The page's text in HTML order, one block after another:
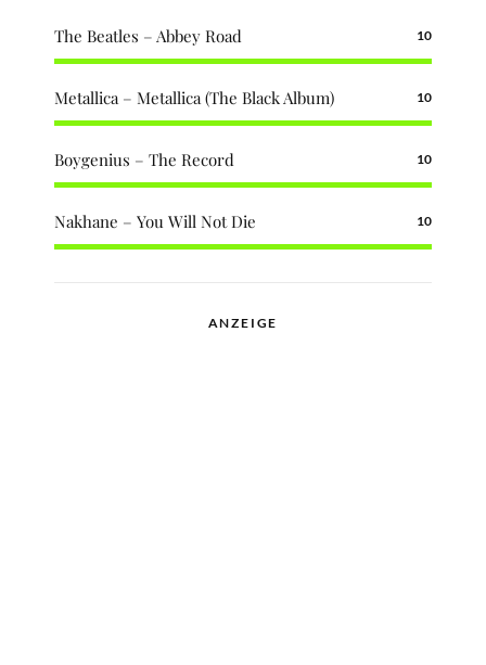
The Beatles – Abbey Road 10
Metallica – Metallica (The Black Album) 10
Boygenius – The Record 10
Nakhane – You Will Not Die 10
ANZEIGE